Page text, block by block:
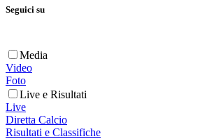
Seguici su
Media
Video
Foto
Live e Risultati
Live
Diretta Calcio
Risultati e Classifiche